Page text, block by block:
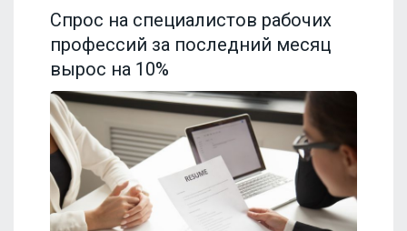
Спрос на специалистов рабочих
профессий за последний месяц
вырос на 10%